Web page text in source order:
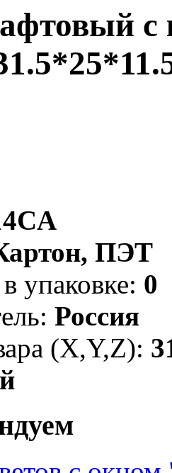
ПЭТ
упаковке: 0
Россия
(X,Y,Z):